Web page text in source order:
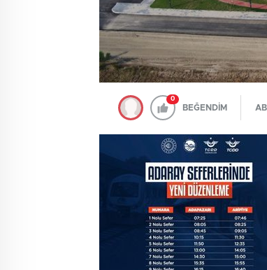
0
BEĞENDİM